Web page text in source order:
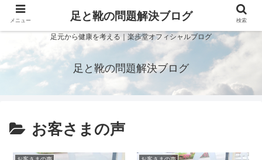
足元から健康を考える｜楽歩堂オフィシャルブログ
足と靴の問題解決ブログ
お客さまの声
メニュー 足と靴の問題解決ブログ 検索